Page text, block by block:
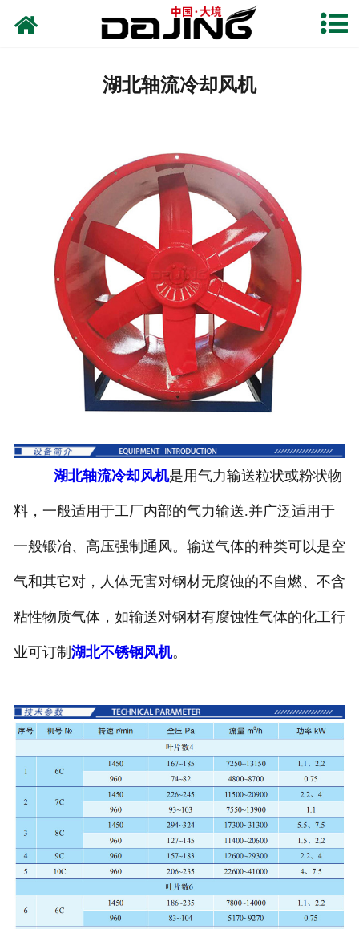
网站首页
湖北高压风机
湖北轴流风机
湖北输送风机
湖北保温风机
湖北通风风机
湖北锅炉风机
湖北水泥风机
湖北窑炉风机
湖北造纸风机
湖北化工风机
湖北轴流冷却风机
湖北轴流冷却风机是用气力输送粒状或粉状物
料，一般适用于工厂内部的气力输送.并广泛适用于
一般锻冶、高压强制通风。输送气体的种类可以是空
气和其它对，人体无害对钢材无腐蚀的不自燃、不含
粘性物质气体，如输送对钢材有腐蚀性气体的化工行
业可订制 湖北不锈钢风机。